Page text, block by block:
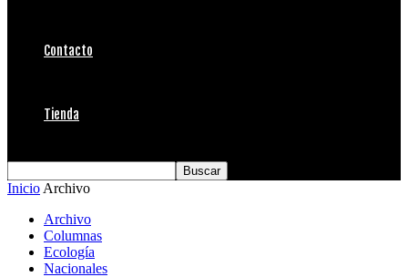
Contacto
Tienda
Inicio Archivo
Archivo
Columnas
Ecología
Nacionales